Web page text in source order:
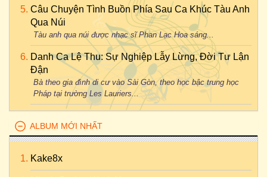
Câu Chuyện Tình Buồn Phía Sau Ca Khúc Tàu Anh
Qua Núi
Tàu anh qua núi được nhạc sĩ Phan Lạc Hoa sáng...
Danh Ca Lệ Thu: Sự Nghiệp Lẫy Lừng, Đời Tư Lận
Đận
Bà theo gia đình di cư vào Sài Gòn, theo học bậc trung học
Pháp tại trường Les Lauriers...
ALBUM MỚI NHẤT
Kake8x